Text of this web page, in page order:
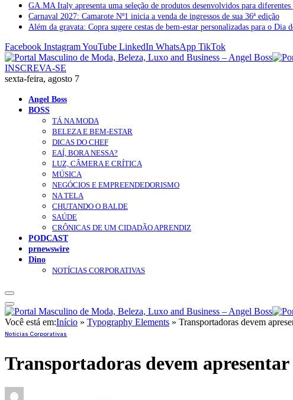
GA.MA Italy apresenta uma seleção de produtos desenvolvidos para
Carnaval 2027: Camarote Nº1 inicia a venda de ingressos de sua 36ª edição
Além da gravata: Copra sugere cestas de bem-estar personalizadas para o Dia
Facebook InstagramYouTube LinkedIn WhatsApp TikTok
INSCREVA-SE
sexta-feira, agosto 7
Angel Boss
BOSS
TÁ NA MODA
BELEZA E BEM-ESTAR
DICAS DO CHEF
EAÍ, BORA NESSA?
LUZ, CÂMERA E CRÍTICA
MÚSICA
NEGÓCIOS E EMPREENDEDORISMO
NA TELA
CHUTANDO O BALDE
SAÚDE
CRÔNICAS DE UM CIDADÃO APRENDIZ
PODCAST
prnewswire
Dino
NOTÍCIAS CORPORATIVAS
Você está em:Início » Typography Elements » Transportadoras devem
Notícias Corporativas
Transportadoras devem